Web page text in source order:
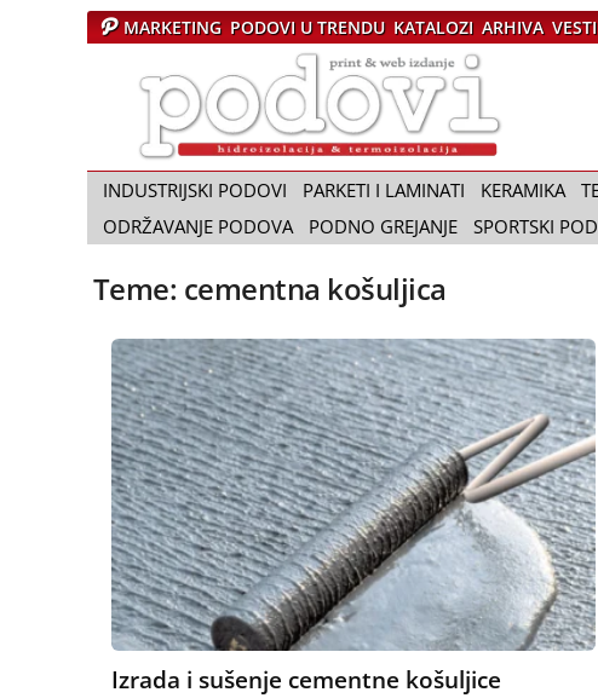
MARKETING PODOVI U TRENDU KATALOZI ARHIVA VESTI
a
p
i
P
d
o
i
INDUSTRIJSKI PODOVI PARKETI I LAMINATI KERAMIKA
ODRŽAVANJE PODOVA
PODNO GREJANJE SPORTSKI
Teme: cementna košuljica
Izrada i sušenje cementne košuljice